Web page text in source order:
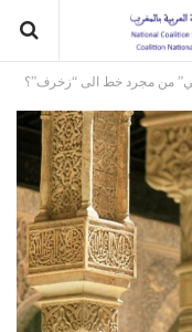
من مجرد خط الى “زخرف”؟